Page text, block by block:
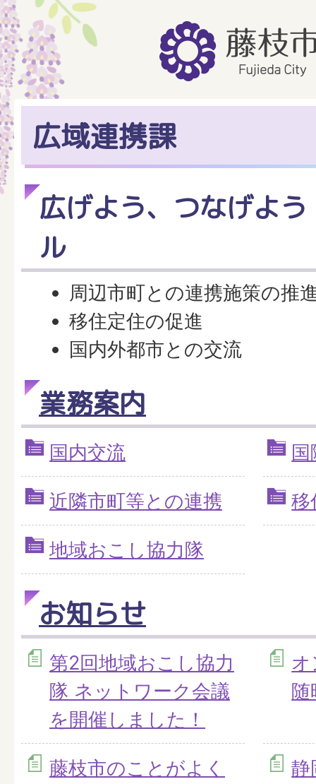
広域連携課
広げよう、つなげよ
ル
周辺市町との連携施策の推
移住定住の促進
国内外都市との交流
業務案内
国内交流 国
近隣市町等との連携 移
地域おこし協力隊
お知らせ
第2回地域おこし協力
隊 ネットワーク会議
を開催しました！
随
藤枝市のことがよく
静